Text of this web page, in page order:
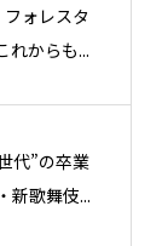
ォレスタ
れからも...
代”の卒業
新歌舞伎...